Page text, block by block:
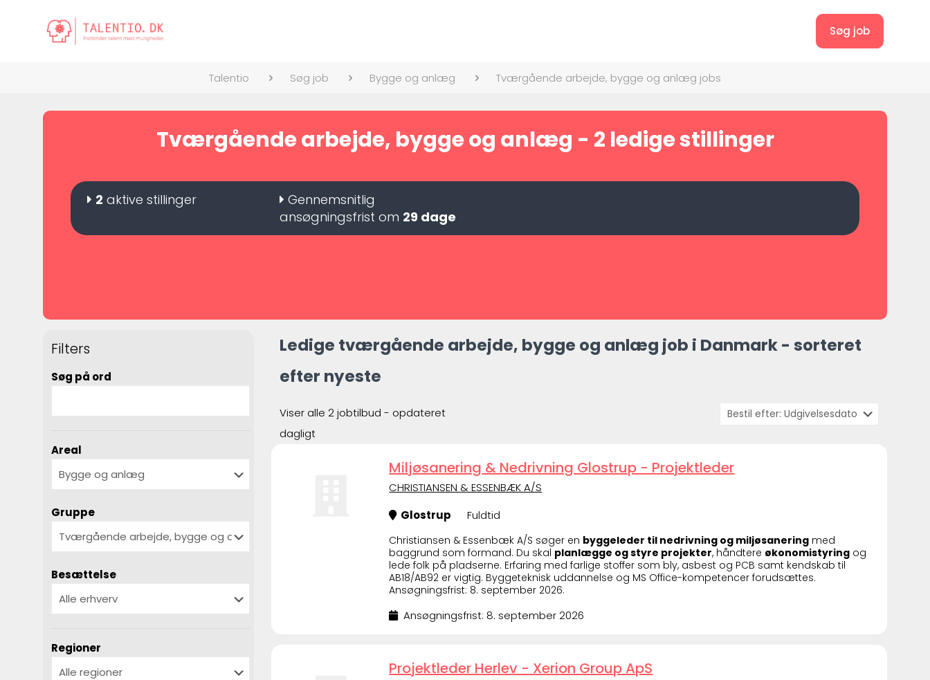
Søg job
Talentio Søg job Bygge og anlæg Tværgående arbejde, bygge og anlæg jobs
Tværgående arbejde, bygge og anlæg - 2 ledige stillinger
2 aktive stillinger
Gennemsnitlig
ansøgningsfrist om 29 dage
Filters
Søg på ord
Areal
Gruppe
Besættelse
Regioner
Ledige tværgående arbejde, bygge og anlæg job i Danmark - sorteret
efter nyeste
Viser alle 2 jobtilbud - opdateret
dagligt
Miljøsanering & Nedrivning Glostrup - Projektleder
CHRISTIANSEN & ESSENBÆK A/S
Glostrup
Fuldtid
Christiansen & Essenbæk A/S søger en byggeleder til nedrivning og miljøsanering med
baggrund som formand. Du skal planlægge og styre projekter, håndtere økonomistyring og
lede folk på pladserne. Erfaring med farlige stoffer som bly, asbest og PCB samt kendskab til
AB18/AB92 er vigtig. Byggeteknisk uddannelse og MS Office-kompetencer forudsættes.
Ansøgningsfrist: 8. september 2026.
Ansøgningsfrist: 8. september 2026
Projektleder Herlev - Xerion Group ApS